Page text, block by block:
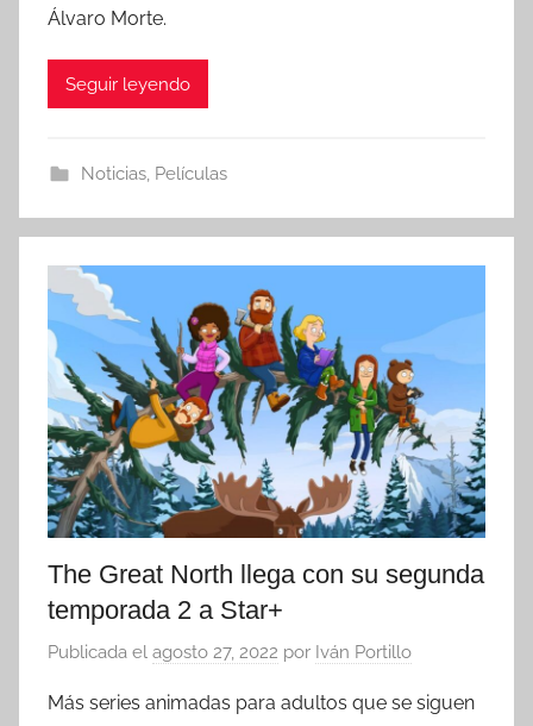
Álvaro Morte.
Seguir leyendo
Noticias, Películas
The Great North llega con su segunda
temporada 2 a Star+
Publicada el agosto 27, 2022 por Iván Portillo
Más series animadas para adultos que se siguen